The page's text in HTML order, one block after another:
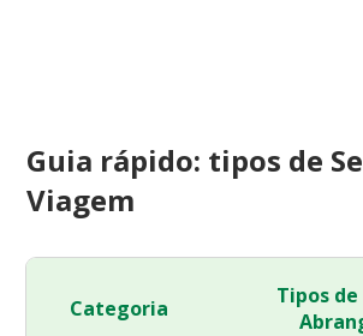
Guia rápido: tipos de
Viagem
Categoria
Tipos